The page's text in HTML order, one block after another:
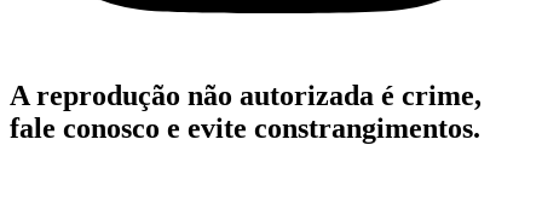
A reprodução não autorizada é crime,
fale conosco e evite constrangimentos.